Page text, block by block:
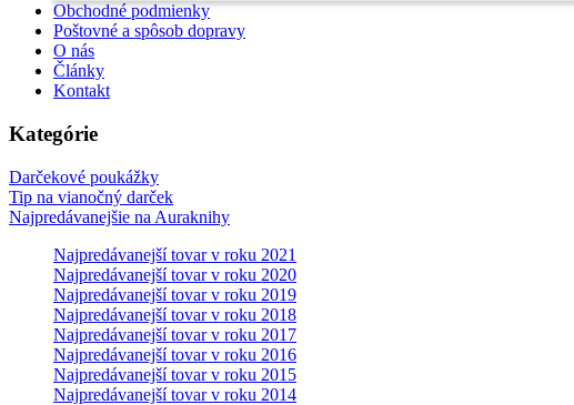
Obchodné podmienky
Poštovné a spôsob dopravy
O nás
Články
Kontakt
Kategórie
Darčekové poukážky
Tip na vianočný darček
Najpredávanejšie na Auraknihy
Najpredávanejší tovar v roku 2021
Najpredávanejší tovar v roku 2020
Najpredávanejší tovar v roku 2019
Najpredávanejší tovar v roku 2018
Najpredávanejší tovar v roku 2017
Najpredávanejší tovar v roku 2016
Najpredávanejší tovar v roku 2015
Najpredávanejší tovar v roku 2014